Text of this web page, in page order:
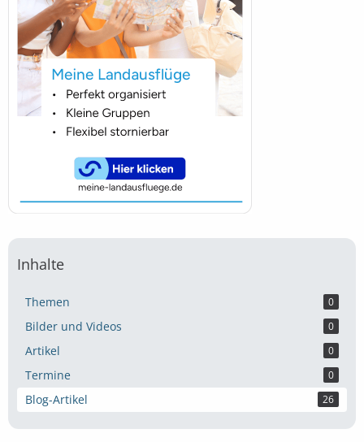
Inhalte
Themen 0
Bilder und Videos 0
Artikel 0
Termine 0
Blog-Artikel 26